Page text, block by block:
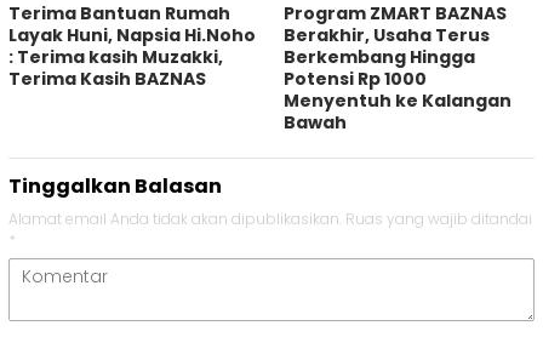
Terima Bantuan Rumah
Layak Huni, Napsia Hi.Noho
: Terima kasih Muzakki,
Terima Kasih BAZNAS
Program ZMART BAZNAS
Berakhir, Usaha Terus
Berkembang Hingga
Potensi Rp 1000
Menyentuh ke Kalangan
Bawah
Tinggalkan Balasan
Alamat email Anda tidak akan dipublikasikan. Ruas yang wajib ditandai
*